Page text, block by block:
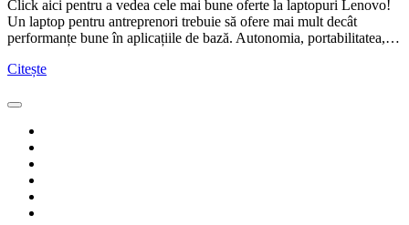
Click aici pentru a vedea cele mai bune oferte la laptopuri Lenovo!
Un laptop pentru antreprenori trebuie să ofere mai mult decât
performanțe bune în aplicațiile de bază. Autonomia, portabilitatea,…
Citește